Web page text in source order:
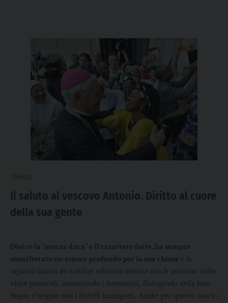
Il saluto al vescovo Antonio. Diritto al cuore
della sua gente
Dietro la “scorza dura” e il carattere forte, ha sempre
manifestato un amore profondo per la sua chiesa e la
capacità innata di stabilire relazioni intense con le persone: nelle
visite pastorali, incontrando i lavoratori, dialogando nella loro
lingua d’origine con i fratelli immigrati. Anche per questo non lo